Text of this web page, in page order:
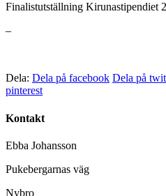
Finalistutställning Kirunastipendiet
–
Dela: Dela på facebook Dela på
pinterest
Kontakt
Ebba Johansson
Pukebergarnas väg
Nybro